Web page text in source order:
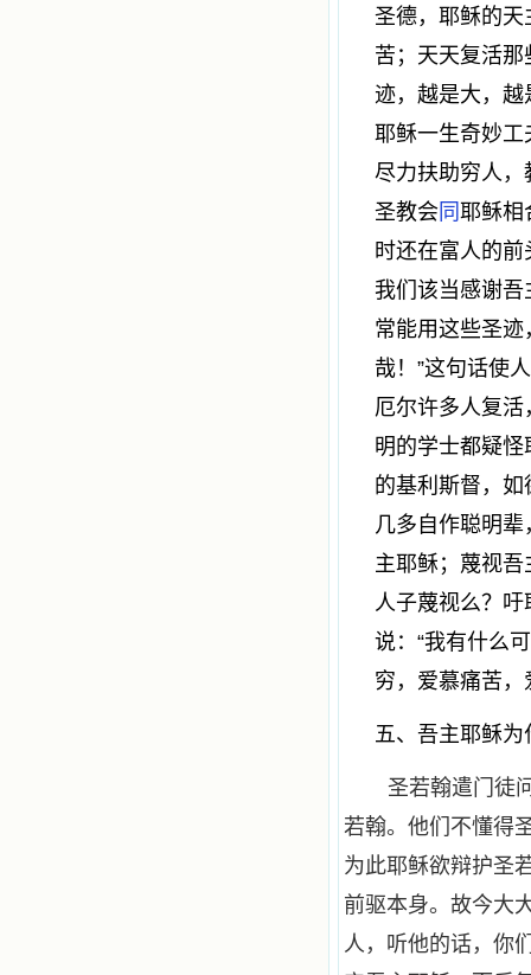
圣德，耶稣的
苦；天天复活
迹，越是大，
耶稣一生奇妙
尽力扶助穷人
圣教会 同 耶稣相
时还在富人的
我们该当感谢
常能用这些圣
哉！”这句话使
厄尔许多人复
明的学士都疑
的基利斯督，
几多自作聪明
主耶稣；蔑视
人子蔑视么？
说：“我有什么
穷，爱慕痛苦，
五、吾主耶稣
圣若翰遣门徒
若翰。他们不懂得
为此耶稣欲辩护圣
前驱本身。故今大
人，听他的话，你